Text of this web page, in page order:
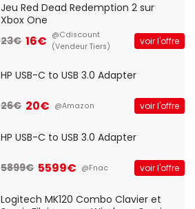
Jeu Red Dead Redemption 2 sur
Xbox One
23€ 16€ @Cdiscount
(Vendeur Tiers)
voir l'offre
HP USB-C to USB 3.0 Adapter
26€ 20€ @Amazon voir l'offre
HP USB-C to USB 3.0 Adapter
5899€ 5599€ @Fnac voir l'offre
Logitech MK120 Combo Clavier et